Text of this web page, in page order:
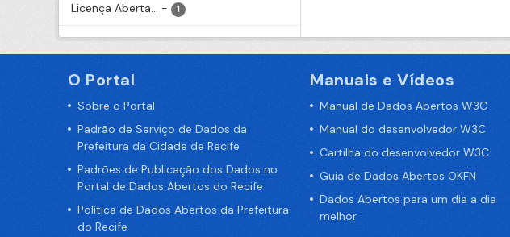
Licença Aberta... - 1
O Portal
Sobre o Portal
Padrão de Serviço de Dados da
Prefeitura da Cidade de Recife
Padrões de Publicação dos Dados no
Portal de Dados Abertos do Recife
Política de Dados Abertos da Prefeitura
do Recife
Manuais e Vídeos
Manual de Dados Abertos W3C
Manual do desenvolvedor W3C
Cartilha do desenvolvedor W3C
Guia de Dados Abertos OKFN
Dados Abertos para um dia a dia
melhor